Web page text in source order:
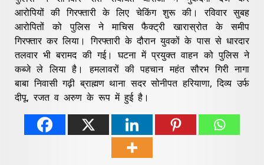
आरोपियों की गिरफ्तारी के लिए चेकिंग शुरू की। रविवार सुबह
आरोपितों को पुलिस ने माचिस फैक्ट्री खारास्रोत के समीप
गिरफ्तार कर लिया। गिरफ्तारी के दौरान युवकों के पास से धारदार
तलवार भी बरामद की गई। घटना में प्रयुक्त वाहन को पुलिस ने
कब्जे ले लिया है। हमलावरों की पहचान महंत सौरभ गिरी नागा
बाबा निवासी गढ़ी ब्राह्मण थाना सदर सोनीपत हरियाणा, दिव्य उर्फ
दीपू, रजत व अरुण के रूप में हुई है।